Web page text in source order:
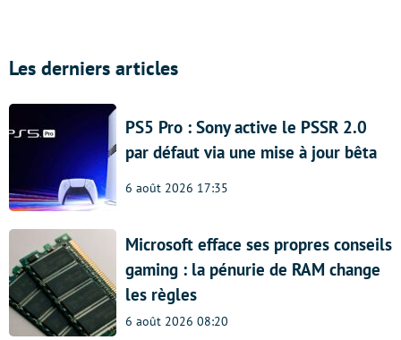
Les derniers articles
PS5 Pro : Sony active le PSSR 2.0
par défaut via une mise à jour bêta
6 août 2026 17:35
Microsoft efface ses propres conseils
gaming : la pénurie de RAM change
les règles
6 août 2026 08:20